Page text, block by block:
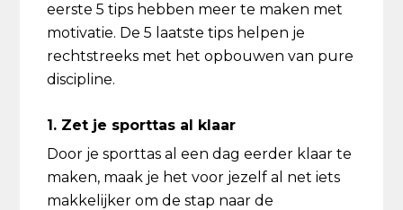
eerste 5 tips hebben meer te maken met
motivatie. De 5 laatste tips helpen je
rechtstreeks met het opbouwen van pure
discipline.
1. Zet je sporttas al klaar
Door je sporttas al een dag eerder klaar te
maken, maak je het voor jezelf al net iets
makkelijker om de stap naar de